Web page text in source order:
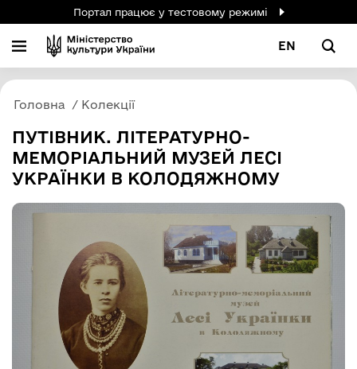
Портал працює у тестовому режимі
EN
Головна Колекції
ПУТІВНИК. ЛІТЕРАТУРНО-
МЕМОРІАЛЬНИЙ МУЗЕЙ ЛЕСІ
УКРАЇНКИ В КОЛОДЯЖНОМУ